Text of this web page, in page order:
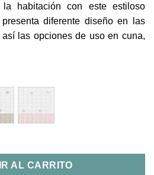
la habitación con este estiloso
diferente diseño en las
las opciones de uso en cuna,
cantidad
AL CARRITO